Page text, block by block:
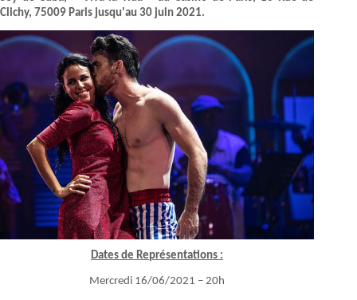
Clichy, 75009 Paris jusqu'au 30 juin 2021.
Dates de Représentations :
Mercredi 16/06/2021 – 20h